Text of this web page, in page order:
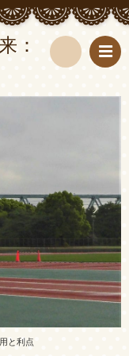
：
と利点